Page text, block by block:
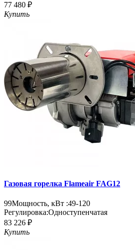
77 480 ₽
Купить
Газовая горелка Flameair FAG12
99Мощность, кВт :49-120
Регулировка:Одноступенчатая
83 226 ₽
Купить